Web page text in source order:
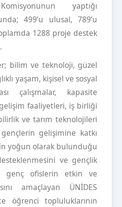
yaptığı
499’u ulusal, 789’u
1288 proje destek
bilim ve teknoloji, güzel
yaşam, kişisel ve sosyal
çalışmalar, kapasite
faaliyetleri, iş birliği
ve tarım teknolojileri
gelişimine katkı
yoğun olarak bulunduğu
ve gençlik
genç ofislerin etkin ve
amaçlayan ÜNİDES
öğrenci topluluklarının